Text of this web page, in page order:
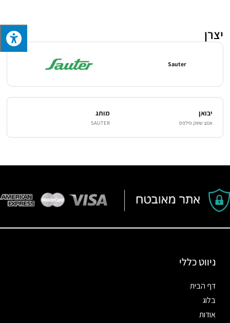
יצרן
Sauter
יבואן
אמצ שיווק פילפס
מותג
SAUTER
ניווט כללי
דף הבית
בלוג
אודות